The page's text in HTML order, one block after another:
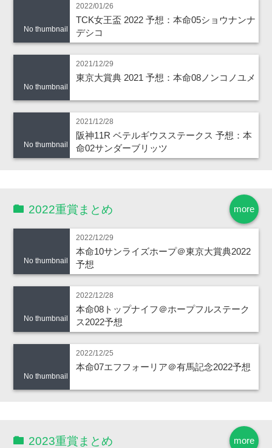
No thumbnail
2022/01/26
TCK女王盃 2022 予想：本命05ショウナンナ
デシコ
No thumbnail
2021/12/29
東京大賞典 2021 予想：本命08ノンコノユメ
No thumbnail
2021/12/28
阪神11R ベテルギウスステークス 予想：本
命02サンダーブリッツ
more
2022重賞まとめ
No thumbnail
2022/12/29
本命10サンライズホープ＠東京大賞典2022
予想
No thumbnail
2022/12/28
本命08トップナイフ＠ホープフルステーク
ス2022予想
No thumbnail
2022/12/25
本命07エフフォーリア＠有馬記念2022予想
more
2023重賞まとめ